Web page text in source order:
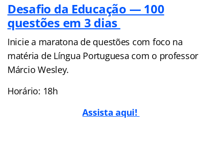
Desafio da Educação — 100
questões em 3 dias
Inicie a maratona de questões com foco na
matéria de Língua Portuguesa com o professor
Márcio Wesley.
Horário: 18h
Assista aqui!